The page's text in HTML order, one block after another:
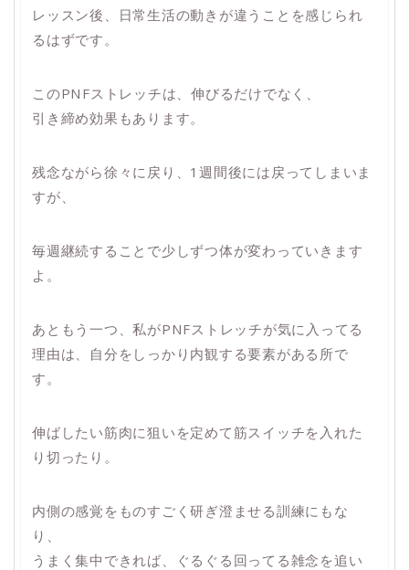
レッスン後、日常生活の動きが違うことを感じられ
るはずです。
このPNFストレッチは、伸びるだけでなく、
引き締め効果もあります。
残念ながら徐々に戻り、1週間後には戻ってしまいま
すが、
毎週継続することで少しずつ体が変わっていきます
よ。
あともう一つ、私がPNFストレッチが気に入ってる
理由は、自分をしっかり内観する要素がある所で
す。
伸ばしたい筋肉に狙いを定めて筋スイッチを入れた
り切ったり。
内側の感覚をものすごく研ぎ澄ませる訓練にもな
り、
うまく集中できれば、ぐるぐる回ってる雑念を追い